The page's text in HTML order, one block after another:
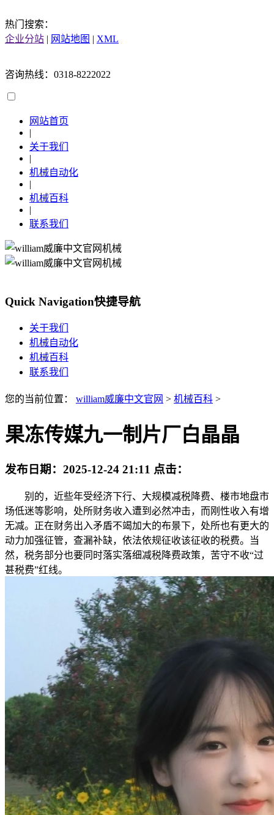
热门搜索：
企业分站 | 网站地图 | XML
咨询热线：0318-8222022
网站首页
|
关于我们
|
机械自动化
|
机械百科
|
联系我们
Quick Navigation快捷导航
关于我们
机械自动化
机械百科
联系我们
您的当前位置： william威廉中文官网 > 机械百科 >
果冻传媒九一制片厂白晶晶
发布日期： 2025-12-24 21:11 点击：
别的，近些年受经济下行、大规模减税降费、楼市地盘市
场低迷等影响，处所财务收入遭到必然冲击，而刚性收入有增
无减。正在财务出入矛盾不竭加大的布景下，处所也有更大的
动力加强征管，查漏补缺，依法依规征收该征收的税费。当
然，税务部分也要同时落实落细减税降费政策，苦守不收“过
甚税费”红线。